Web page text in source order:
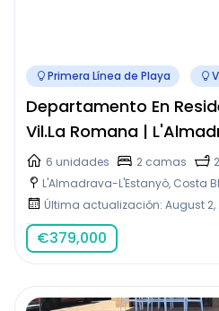
Primera Línea de Playa
Departamento En
Vil.la Romana |
6 unidades 2 camas
L'Almadrava-L'Estanyò, Costa
Última actualización: August 2,
€379,000